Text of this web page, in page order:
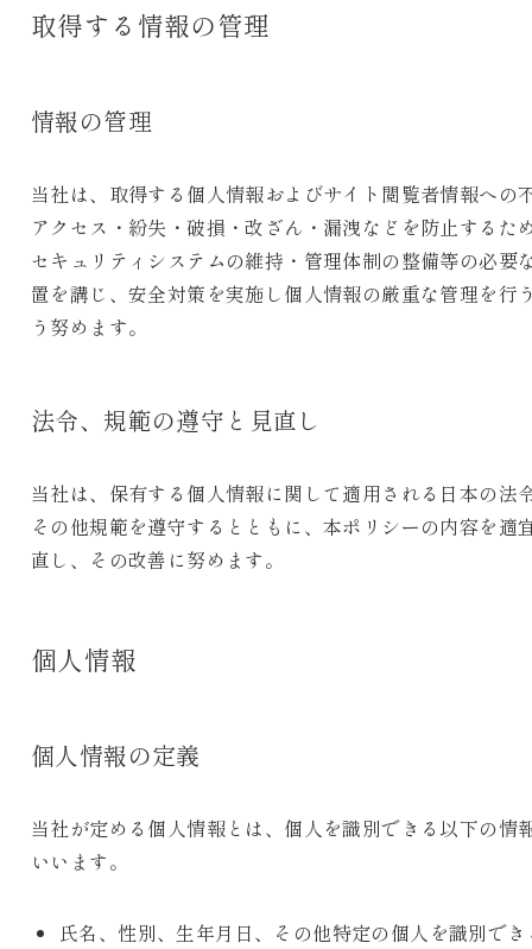
取得する情報の管理
情報の管理
当社は、取得する個人情報およびサイト閲覧者情報への
アクセス・紛失・破損・改ざん・漏洩などを防止するた
セキュリティシステムの維持・管理体制の整備等の必要
置を講じ、安全対策を実施し個人情報の厳重な管理を行
う努めます。
法令、規範の遵守と見直し
当社は、保有する個人情報に関して適用される日本の法
その他規範を遵守するとともに、本ポリシーの内容を適
直し、その改善に努めます。
個人情報
個人情報の定義
当社が定める個人情報とは、個人を識別できる以下の情
いいます。
氏名、性別、生年月日、その他特定の個人を識別でき